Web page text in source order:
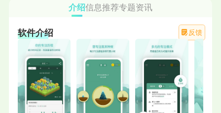
介绍信息推荐专题资讯
反馈
软件介绍